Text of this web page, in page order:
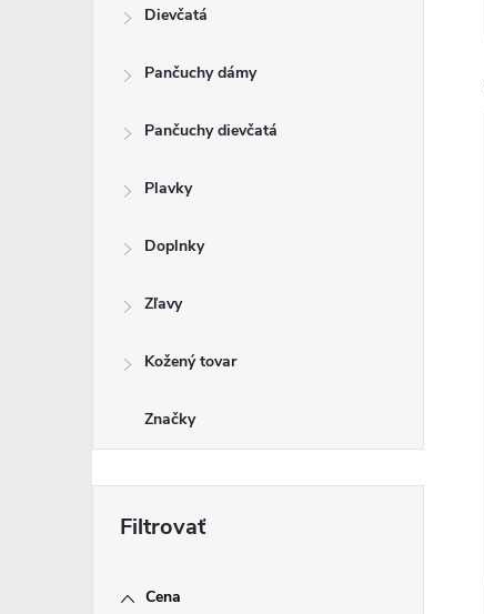
Dievčatá
Pančuchy dámy
Pančuchy dievčatá
Plavky
Doplnky
Zľavy
Kožený tovar
Značky
Cena